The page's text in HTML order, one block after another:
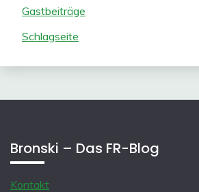
Gastbeiträge
Schlagseite
Bronski – Das FR-Blog
Kontakt